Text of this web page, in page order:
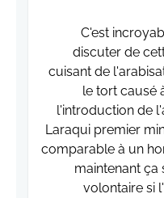
C'est
discuter de
cuisant de
le tort causé
l'introduction de
Laraqui premier
comparable à un
maintenant
volontaire si